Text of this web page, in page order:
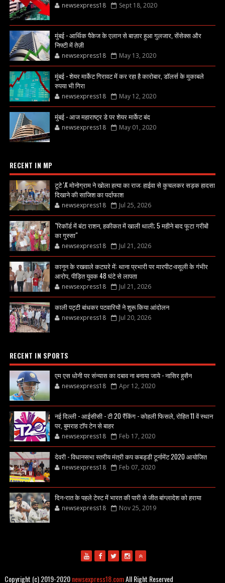
newsexpress18 Sept 18, 2020
मुंबई - आर्थिक पैकेज के एलान से बाज़ार हुआ गुलजार, सेंसेक्स और
निफ्टी में तेज़ी
newsexpress18 May 13, 2020
मुंबई - शेयर मार्केट गिरावट में कर रहा है कारोबार, डॉलर्स के मुकाबले
रुपया भी गिरा
newsexpress18 May 12, 2020
मुंबई - आज महाराष्ट्र डे पर शेयर मार्केट बंद
newsexpress18 May 01, 2020
RECENT IN MP
टूटे 'A' मोनोग्राम ने खोला हत्या का राज: हाईवा से कुचलकर सड़क हादसा
दिखाने की साजिश का पर्दाफाश
newsexpress18 Jul 25, 2026
"रिकॉर्ड में बंटा राशन, हकीकत में खाली थाली; 5 महीने बाद फूटा गरीबों
का गुस्सा"
newsexpress18 Jul 21, 2026
कानून के रखवाले कटघरे में: थाना प्रभारी पर मारपीट-वसूली के गंभीर
आरोप, पीड़ित युवक 48 घंटे से लापता
newsexpress18 Jul 21, 2026
काली पट्टी बांधकर पटवारियों ने शुरू किया आंदोलन
newsexpress18 Jul 20, 2026
RECENT IN SPORTS
एम एस धोनी पर संन्यास का दबाव ना बनाया जाये - नासिर हुसैन
newsexpress18 Apr 12, 2020
नई दिल्ली - आईसीसी - टी 20 रैंकिंग - कोहली फिसले, रोहित 11 वें स्थान
पर, बुमराह टॉप टेन से बाहर
newsexpress18 Feb 17, 2020
देवरी - विधानसभा स्तरीय मंत्री कप कबड्डी टूर्नामेंट 2020 आयोजित
newsexpress18 Feb 07, 2020
दिन-रात के पहले टेस्ट में भारत की पारी से जीत बांग्लादेश को हराया
newsexpress18 Nov 25, 2019
Copyright (c) 2019-2020newsexpress18.comAll Right Reserved